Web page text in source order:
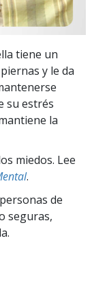
tiene un
y le da
su estrés
la
miedos. Lee
.
de
seguras,